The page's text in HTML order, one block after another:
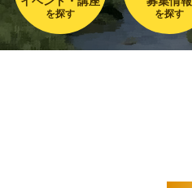
を探す を探す